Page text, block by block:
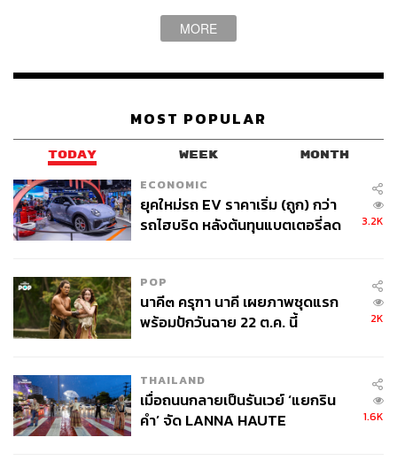
MORE
MOST POPULAR
TODAY WEEK MONTH
ECONOMIC
ยุคใหม่รถ EV ราคาเริ่ม (ถูก) กว่า
รถไฮบริด หลังต้นทุนแบตเตอรี่ลด
3.2K
POP
นาคี๓ ครุฑา นาคี เผยภาพชุดแรก
พร้อมปักวันฉาย 22 ต.ค. นี้
2K
THAILAND
เมื่อถนนกลายเป็นรันเวย์ ‘แยกริน
คำ’ จัด LANNA HAUTE
1.6K